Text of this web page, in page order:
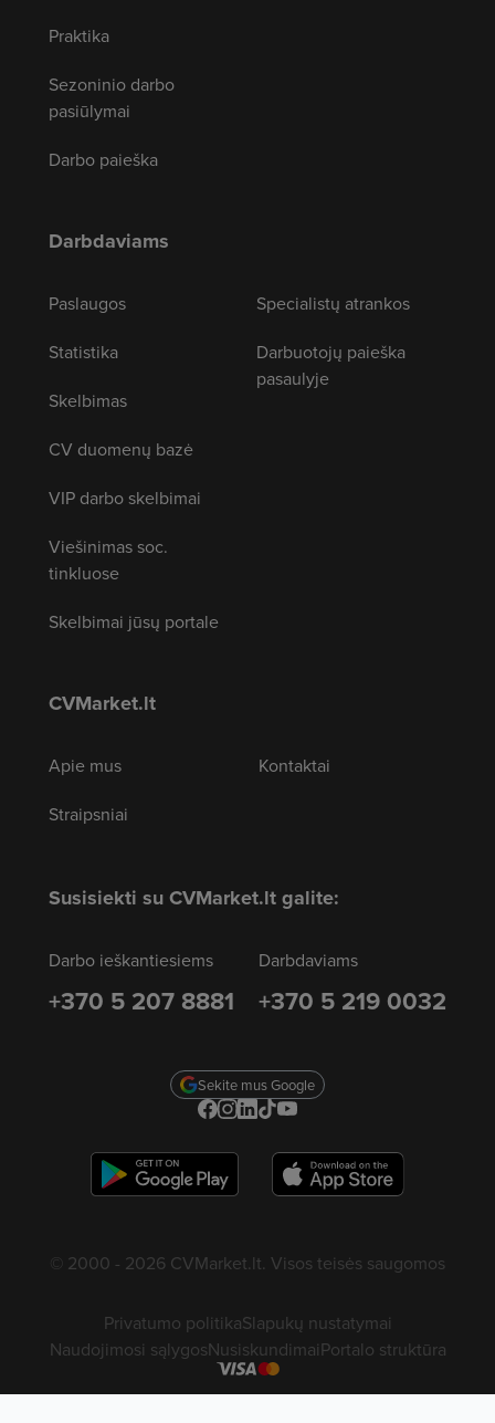
Praktika
Sezoninio darbo
pasiūlymai
Darbo paieška
Darbdaviams
Paslaugos
Statistika
Skelbimas
CV duomenų bazė
VIP darbo skelbimai
Viešinimas soc.
tinkluose
Skelbimai jūsų portale
Specialistų atrankos
Darbuotojų paieška
pasaulyje
CVMarket.lt
Apie mus
Straipsniai
Kontaktai
Susisiekti su CVMarket.lt galite:
Darbo ieškantiesiems
+370 5 207 8881
Darbdaviams
+370 5 219 0032
Sekite mus Google
© 2000 - 2026 CVMarket.lt. Visos teisės saugomos
Privatumo politikaSlapukų nustatymai
Naudojimosi sąlygosNusiskundimaiPortalo struktūra